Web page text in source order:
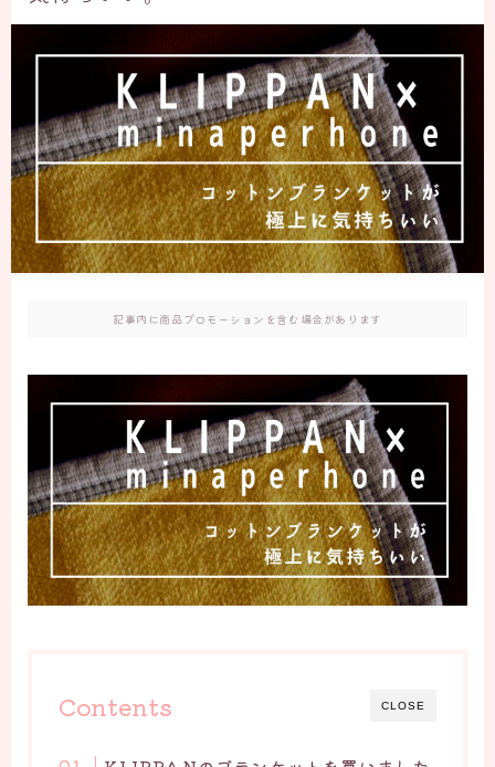
記事内に商品プロモーションを含む場合があります
CLOSE
Contents